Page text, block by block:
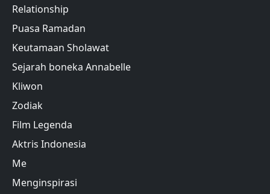
Relationship
Puasa Ramadan
Keutamaan Sholawat
Sejarah boneka Annabelle
Kliwon
Zodiak
Film Legenda
Aktris Indonesia
Me
Menginspirasi